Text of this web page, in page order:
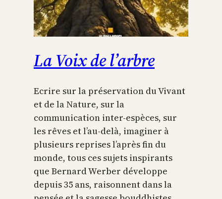
La Voix de l’arbre
Ecrire sur la préservation du Vivant
et de la Nature, sur la
communication inter-espèces, sur
les rêves et l’au-delà, imaginer à
plusieurs reprises l’après fin du
monde, tous ces sujets inspirants
que Bernard Werber développe
depuis 35 ans, raisonnent dans la